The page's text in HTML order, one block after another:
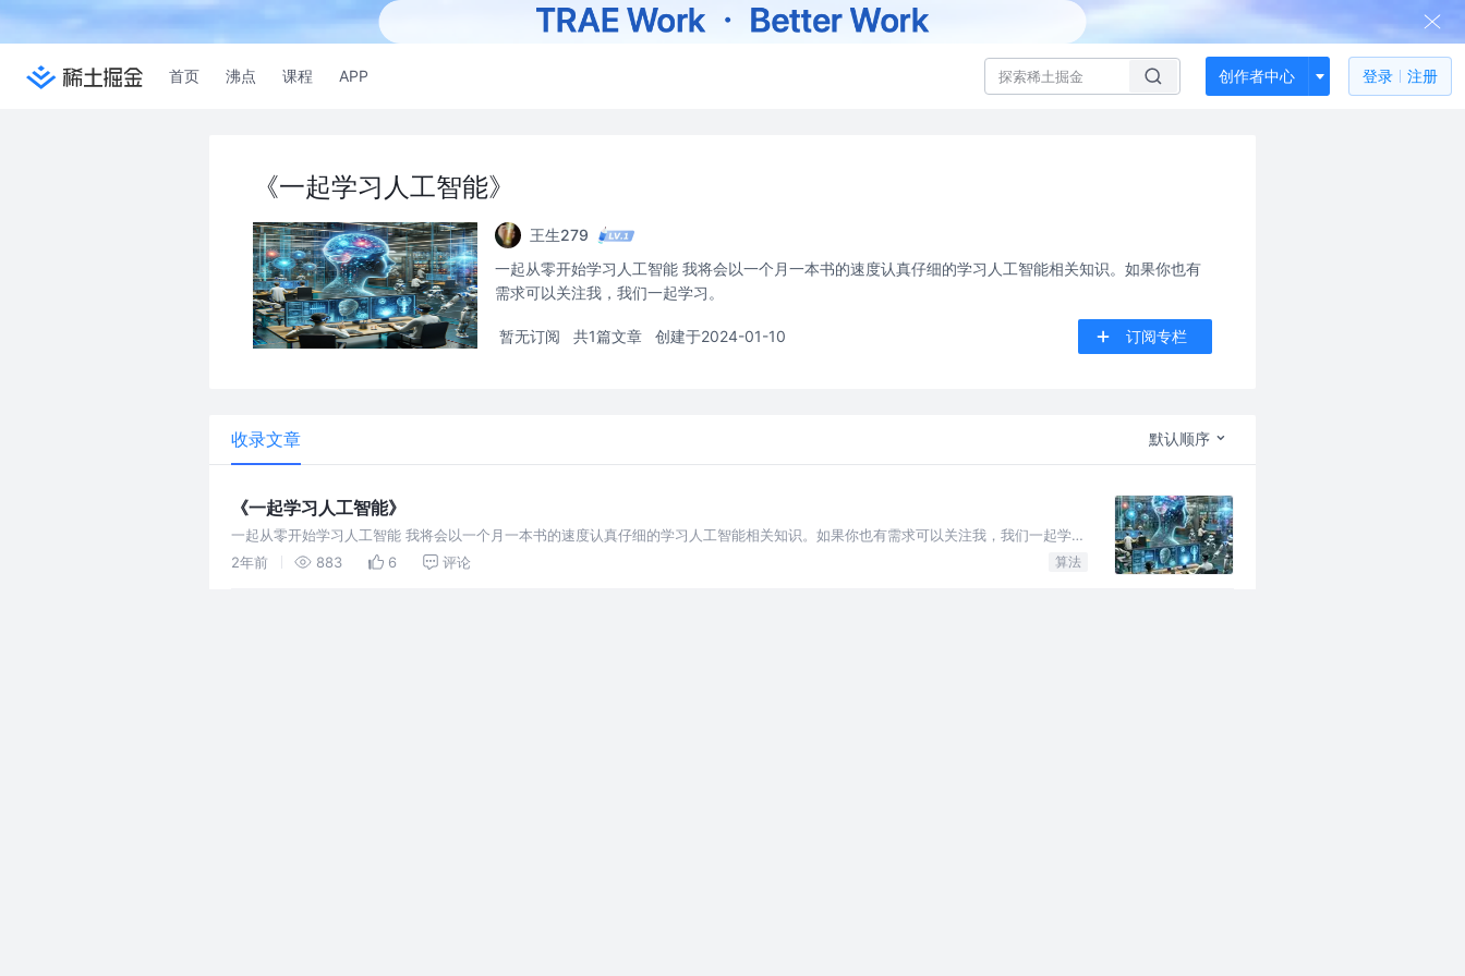
首页 沸点 课程 APP 创作者中心 登录 注册
《一起学习人工智能》
王生279
一起从零开始学习人工智能 我将会以一个月一本书的速度认真仔细的学习人工智能相关知识。如果你也有
需求可以关注我，我们一起学习。
暂无订阅 共1篇文章 创建于2024-01-10 订阅专栏
收录文章 默认顺序
《一起学习人工智能》
一起从零开始学习人工智能 我将会以一个月一本书的速度认真仔细的学习人工智能相关知识。如果你也有需求可以关注我，我们一起学
习。
2年前 883 6 评论 算法